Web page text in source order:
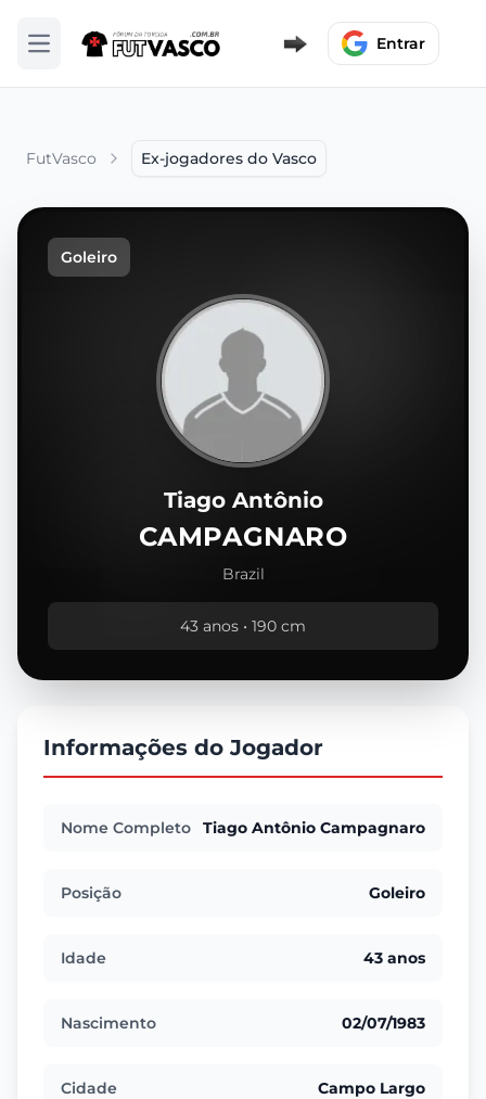
Abrir menu Entrar
FutVasco Ex-jogadores do Vasco
Goleiro
Tiago Antônio
CAMPAGNARO
Brazil
43 anos • 190 cm
Informações do Jogador
Nome Completo Tiago Antônio Campagnaro
Posição Goleiro
Idade 43 anos
Nascimento 02/07/1983
Cidade Campo Largo